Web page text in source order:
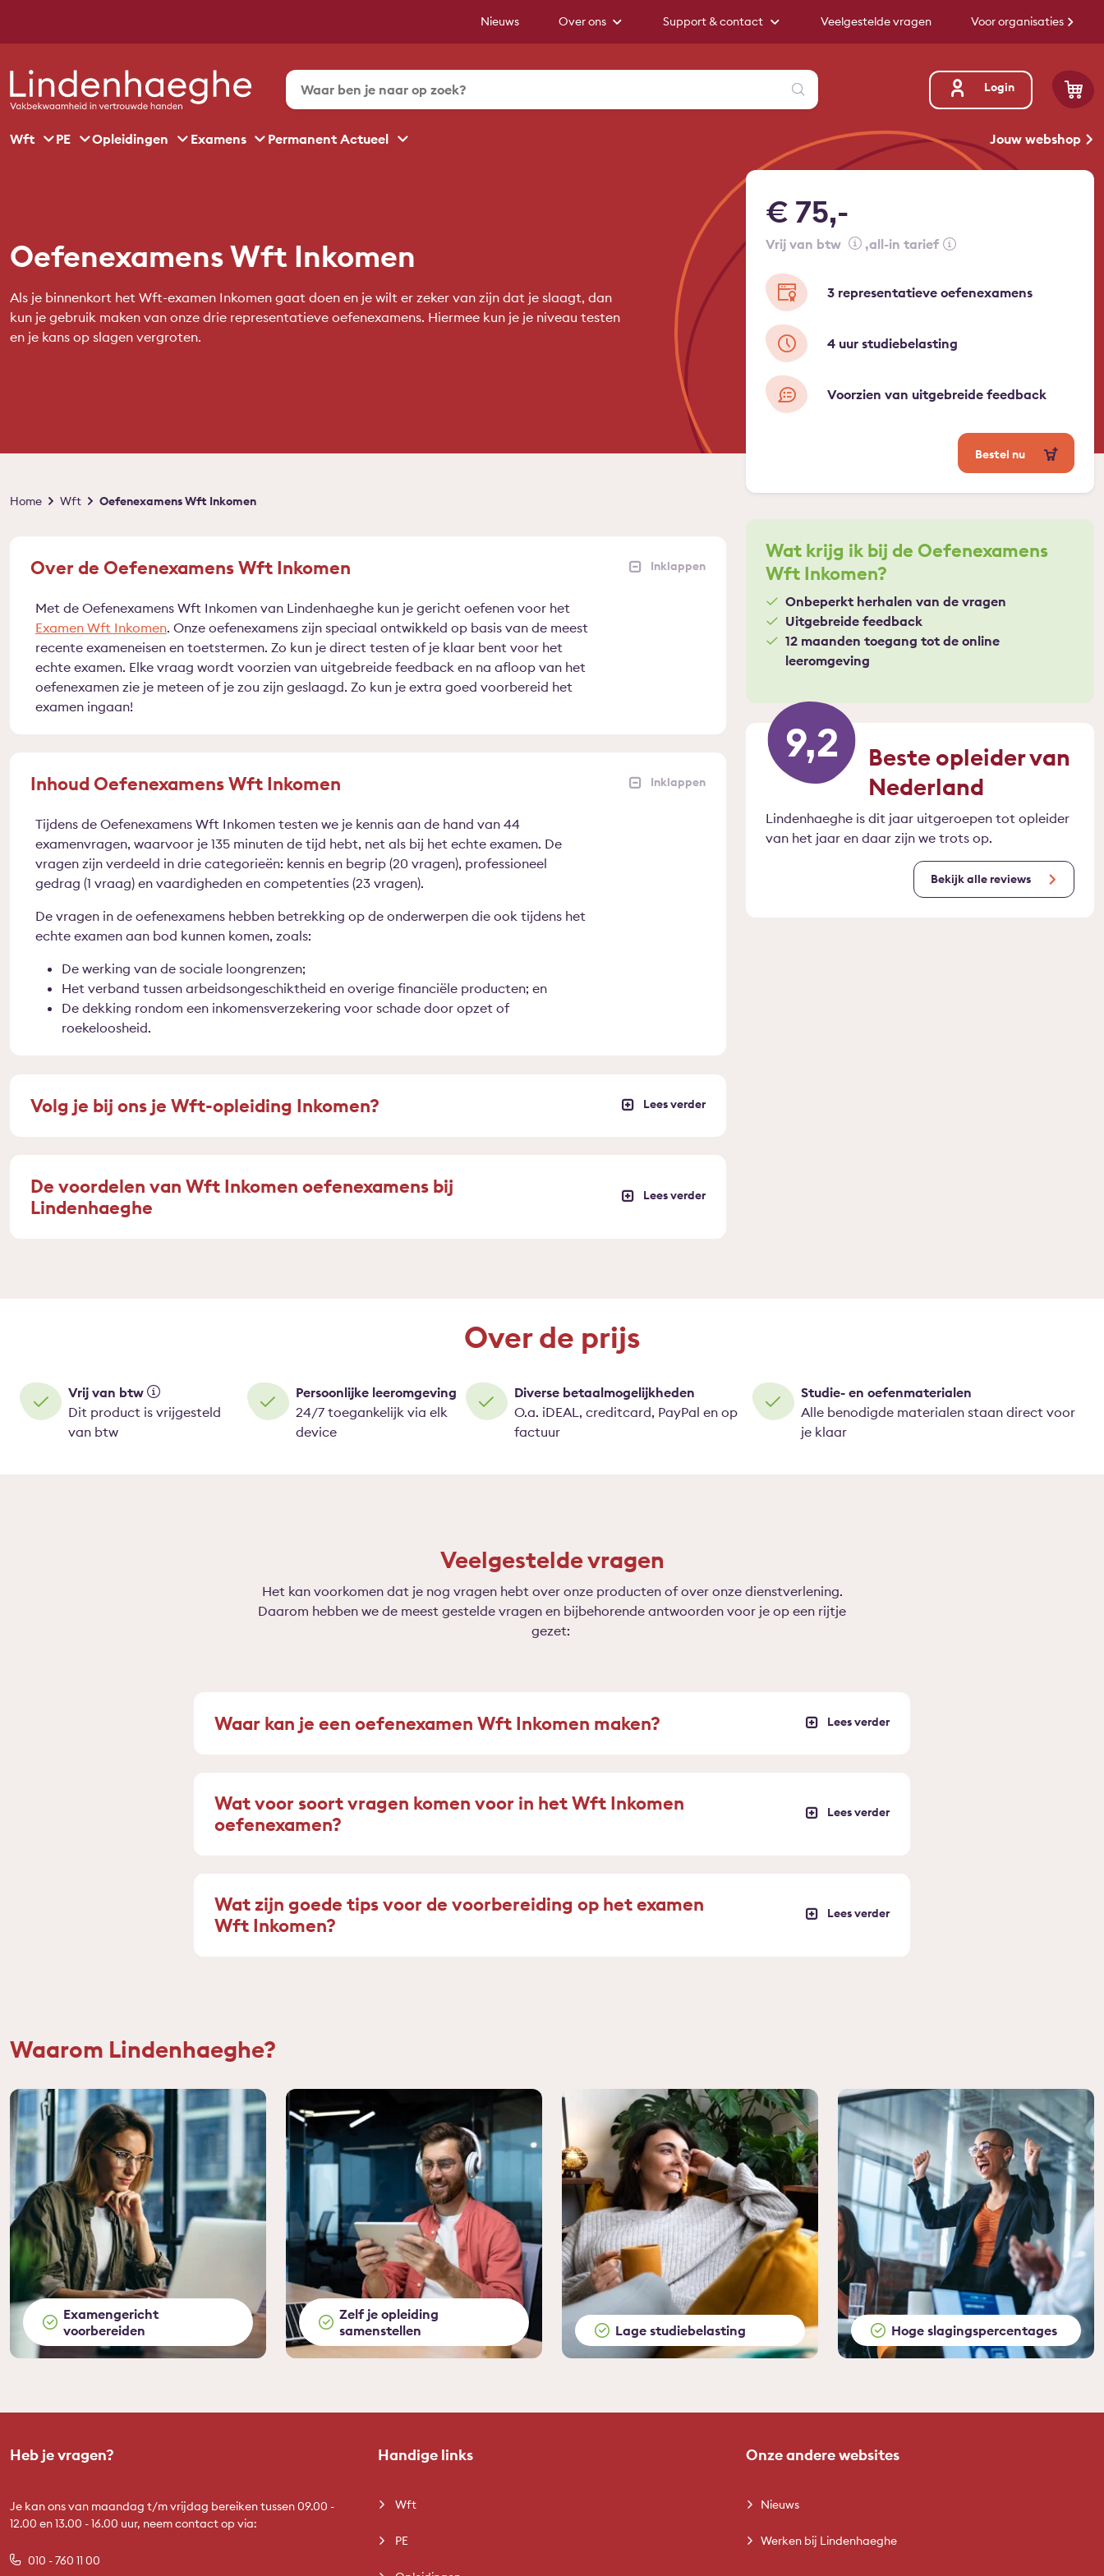
Nieuws Over ons Support & contact Veelgestelde vragen Voor organisaties
Zoeken Login
Wft PE Opleidingen Examens Permanent Actueel Jouw webshop
Oefenexamens Wft Inkomen
Als je binnenkort het Wft-examen Inkomen gaat doen en je wilt er zeker van zijn dat je slaagt, dan
kun je gebruik maken van onze drie representatieve oefenexamens. Hiermee kun je je niveau testen
en je kans op slagen vergroten.
€ 75,-
vrij van btw all-in tarief
3 representatieve oefenexamens
4 uur studiebelasting
Voorzien van uitgebreide feedback
Bestel nu
Kruimelpad
Home Wft Oefenexamens Wft Inkomen
Over de Oefenexamens Wft Inkomen
Met de Oefenexamens Wft Inkomen van Lindenhaeghe kun je gericht oefenen voor het
Examen Wft Inkomen. Onze oefenexamens zijn speciaal ontwikkeld op basis van de meest
recente exameneisen en toetstermen. Zo kun je direct testen of je klaar bent voor het
echte examen. Elke vraag wordt voorzien van uitgebreide feedback en na afloop van het
oefenexamen zie je meteen of je zou zijn geslaagd. Zo kun je extra goed voorbereid het
examen ingaan!
Inhoud Oefenexamens Wft Inkomen
Tijdens de Oefenexamens Wft Inkomen testen we je kennis aan de hand van 44
examenvragen, waarvoor je 135 minuten de tijd hebt, net als bij het echte examen. De
vragen zijn verdeeld in drie categorieën: kennis en begrip (20 vragen), professioneel
gedrag (1 vraag) en vaardigheden en competenties (23 vragen).
De vragen in de oefenexamens hebben betrekking op de onderwerpen die ook tijdens het
echte examen aan bod kunnen komen, zoals:
De werking van de sociale loongrenzen;
Het verband tussen arbeidsongeschiktheid en overige financiële producten; en
De dekking rondom een inkomensverzekering voor schade door opzet of
roekeloosheid.
Volg je bij ons je Wft-opleiding Inkomen?
De voordelen van Wft Inkomen oefenexamens bij
Lindenhaeghe
Wat krijg ik bij de Oefenexamens
Wft Inkomen?
Onbeperkt herhalen van de vragen
Uitgebreide feedback
12 maanden toegang tot de online
leeromgeving
9,2
Beste opleider van
Nederland
Lindenhaeghe is dit jaar uitgeroepen tot opleider
van het jaar en daar zijn we trots op.
Bekijk alle reviews
Over de prijs
Vrij van btw
Dit product is vrijgesteld
van btw
Persoonlijke leeromgeving
24/7 toegankelijk via elk
device
Diverse betaalmogelijkheden
O.a. iDEAL, creditcard, PayPal en op
factuur
Studie- en oefenmaterialen
Alle benodigde materialen staan direct voor
je klaar
Veelgestelde vragen
Het kan voorkomen dat je nog vragen hebt over onze producten of over onze dienstverlening.
Daarom hebben we de meest gestelde vragen en bijbehorende antwoorden voor je op een rijtje
gezet:
Waar kan je een oefenexamen Wft Inkomen maken?
Wat voor soort vragen komen voor in het Wft Inkomen
oefenexamen?
Wat zijn goede tips voor de voorbereiding op het examen
Wft Inkomen?
Waarom Lindenhaeghe?
Examengericht
voorbereiden
Zelf je opleiding
samenstellen
Lage studiebelasting Hoge slagingspercentages
Heb je vragen?
Je kan ons van maandag t/m vrijdag bereiken tussen 09.00 -
12.00 en 13.00 - 16.00 uur, neem contact op via:
010 - 760 11 00
Handige links
Wft
PE
Onze andere websites
Nieuws
Werken bij Lindenhaeghe